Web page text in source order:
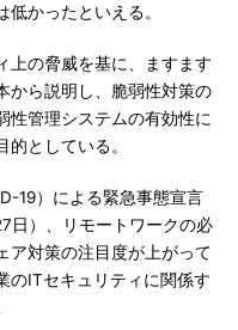
かったといえる。
の脅威を基に、ますます
から説明し、脆弱性対策の
性管理システムの有効性に
としている。
19）による緊急事態宣言
日）、リモートワークの必
ア対策の注目度が上がって
のITセキュリティに関係す